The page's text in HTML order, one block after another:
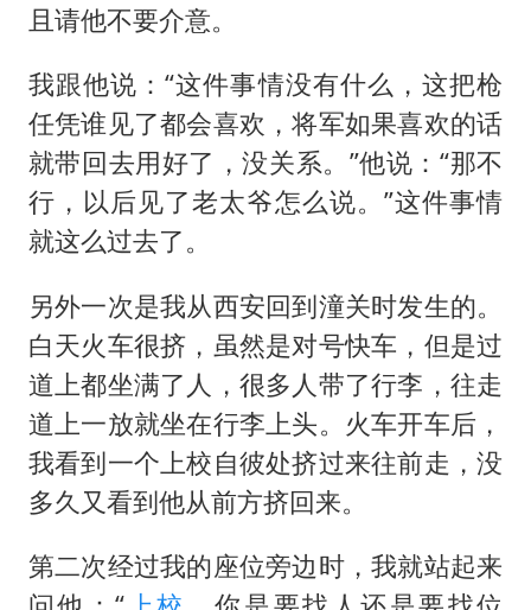
且请他不要介意。
我跟他说：“这件事情没有什么，这把枪
任凭谁见了都会喜欢，将军如果喜欢的话
就带回去用好了，没关系。”他说：“那不
行，以后见了老太爷怎么说。”这件事情
就这么过去了。
另外一次是我从西安回到潼关时发生的。
白天火车很挤，虽然是对号快车，但是过
道上都坐满了人，很多人带了行李，往走
道上一放就坐在行李上头。火车开车后，
我看到一个上校自彼处挤过来往前走，没
多久又看到他从前方挤回来。
第二次经过我的座位旁边时，我就站起来